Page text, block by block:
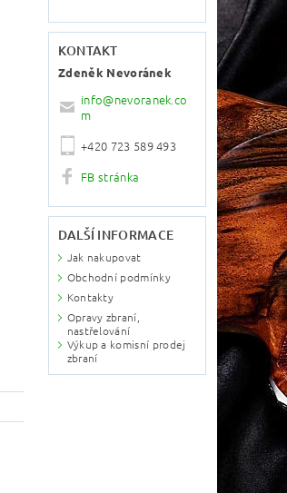
KONTAKT
Zdeněk Nevoránek
info@nevoranek.co
m
+420 723 589 493
FB stránka
DALŠÍ INFORMACE
Jak nakupovat
Obchodní podmínky
Kontakty
Opravy zbraní,
nastřelování
Výkup a komisní prodej
zbraní